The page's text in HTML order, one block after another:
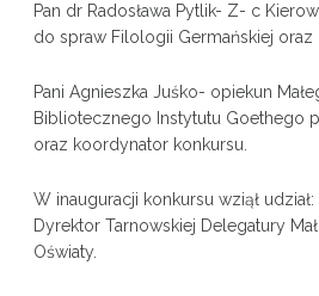
Pan dr Radosława Pytlik- Z- c
do spraw Filologii Germańskiej oraz
Pani Agnieszka Juśko- opiekun
Bibliotecznego Instytutu Goethego
oraz koordynator konkursu.
W inauguracji konkursu wziął udział:
Dyrektor Tarnowskiej Delegatury
Oświaty.